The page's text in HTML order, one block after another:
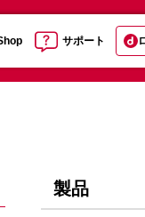
サポート
製品